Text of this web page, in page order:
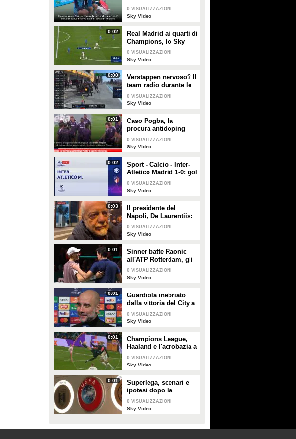
gentile"
0 VISUALIZZAZIONI
Sky Video
0:02
Real Madrid ai quarti di
Champions, lo Sky
Tech del gol di
Vinicius al Lipsia
0 VISUALIZZAZIONI
Sky Video
0:00
Verstappen nervoso? Il
team radio durante le
Libere 1 in Bahrain
0 VISUALIZZAZIONI
Sky Video
0:01
Caso Pogba, la
procura antidoping
aveva chiesto 4 anni di
squalifica
0 VISUALIZZAZIONI
Sky Video
0:02
Sport - Calcio - Inter-
Atletico Madrid 1-0: gol
e highlights
0 VISUALIZZAZIONI
Sky Video
0:03
Il presidente del
Napoli, De Laurentiis:
"Esonerato Mazzarri,
che resta un amico.
0 VISUALIZZAZIONI
Sky Video
0:01
Sinner batte Raonic
all'ATP Rotterdam, gli
highlights
0 VISUALIZZAZIONI
Sky Video
0:01
Guardiola inebriato
dalla vittoria del City a
Copenaghen: "De
Bruyne come il
Montalcino"
0 VISUALIZZAZIONI
Sky Video
0:01
Champions League,
Haaland e l'acrobazia a
2,17 metri: lo Sky Tech
0 VISUALIZZAZIONI
Sky Video
0:01
Superlega, scenari e
ipotesi dopo la
sentenza della Corte
UE
0 VISUALIZZAZIONI
Sky Video
PLAY
0• diaskanews